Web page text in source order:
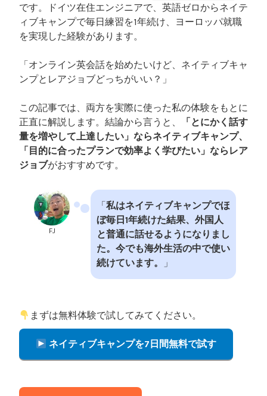
です。ドイツ在住エンジニアで、英語ゼロからネイテ
ィブキャンプで毎日練習を1年続け、ヨーロッパ就職
を実現した経験があります。
「オンライン英会話を始めたいけど、ネイティブキャ
ンプとレアジョブどっちがいい？」
この記事では、両方を実際に使った私の体験をもとに
正直に解説します。結論から言うと、
「とにかく話す
量を増やして上達したい」ならネイティブキャンプ、
「目的に合ったプランで効率よく学びたい」ならレア
ジョブがおすすめです。
FJ
「 私はネイティブキャンプでほ
ぼ毎日1年続けた結果、外国人
と普通に話せるようになりまし
た。今でも海外生活の中で使い
続けています。
」
まずは無料体験で試してみてください。
ネイティブキャンプを7日間無料で試す